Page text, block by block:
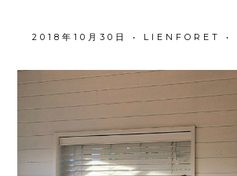
2018年10月30日 • LIENFORET •